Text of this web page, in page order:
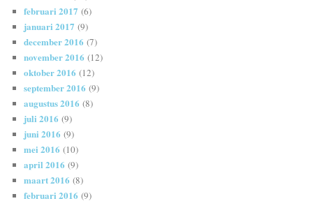
februari 2017 (6)
januari 2017 (9)
december 2016 (7)
november 2016 (12)
oktober 2016 (12)
september 2016 (9)
augustus 2016 (8)
juli 2016 (9)
juni 2016 (9)
mei 2016 (10)
april 2016 (9)
maart 2016 (8)
februari 2016 (9)